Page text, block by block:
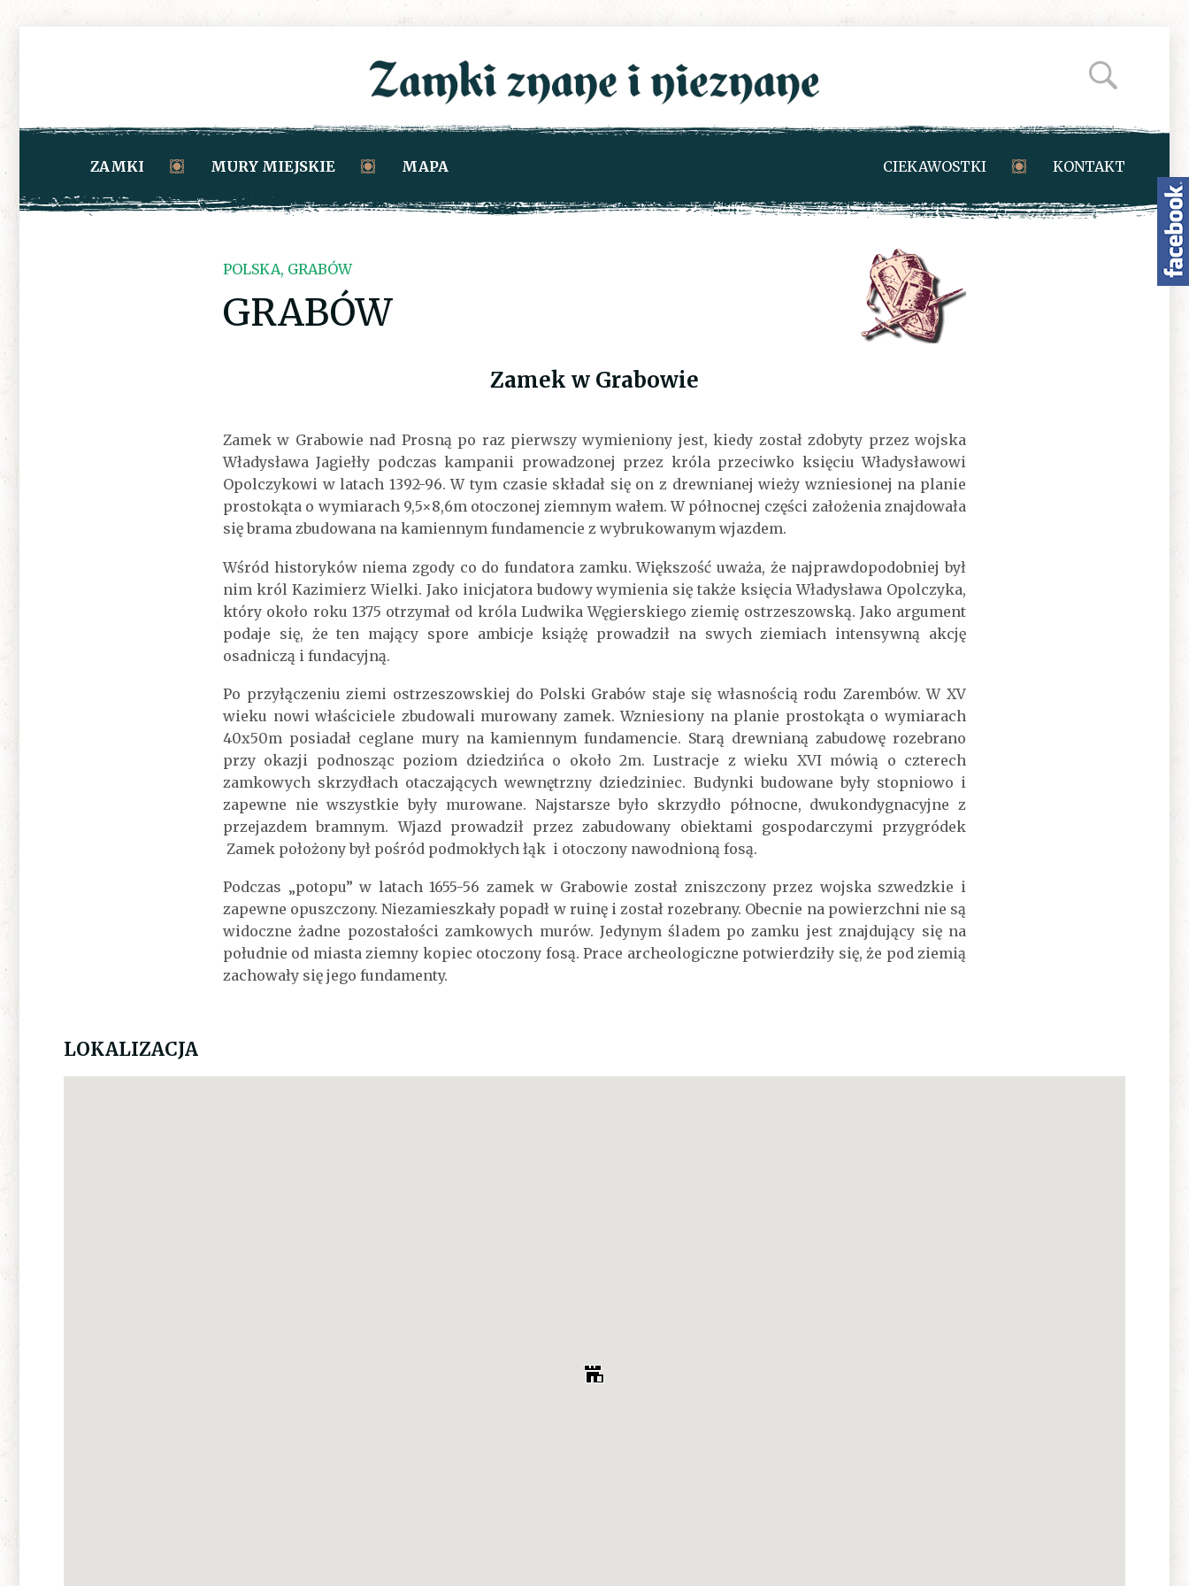
ZAMKI MURY MIEJSKIE MAPA CIEKAWOSTKI KONTAKT
POLSKA, GRABÓW
GRABÓW
Zamek w Grabowie
Zamek w Grabowie nad Prosną po raz pierwszy wymieniony jest, kiedy został zdobyty przez wojska
Władysława Jagiełły podczas kampanii prowadzonej przez króla przeciwko księciu Władysławowi
Opolczykowi w latach 1392-96. W tym czasie składał się on z drewnianej wieży wzniesionej na planie
prostokąta o wymiarach 9,5×8,6m otoczonej ziemnym wałem. W północnej części założenia znajdowała
się brama zbudowana na kamiennym fundamencie z wybrukowanym wjazdem.
Wśród historyków niema zgody co do fundatora zamku. Większość uważa, że najprawdopodobniej był
nim król Kazimierz Wielki. Jako inicjatora budowy wymienia się także księcia Władysława Opolczyka,
który około roku 1375 otrzymał od króla Ludwika Węgierskiego ziemię ostrzeszowską. Jako argument
podaje się, że ten mający spore ambicje książę prowadził na swych ziemiach intensywną akcję
osadniczą i fundacyjną.
Po przyłączeniu ziemi ostrzeszowskiej do Polski Grabów staje się własnością rodu Zarembów. W XV
wieku nowi właściciele zbudowali murowany zamek. Wzniesiony na planie prostokąta o wymiarach
40x50m posiadał ceglane mury na kamiennym fundamencie. Starą drewnianą zabudowę rozebrano
przy okazji podnosząc poziom dziedzińca o około 2m. Lustracje z wieku XVI mówią o czterech
zamkowych skrzydłach otaczających wewnętrzny dziedziniec. Budynki budowane były stopniowo i
zapewne nie wszystkie były murowane. Najstarsze było skrzydło północne, dwukondygnacyjne z
przejazdem bramnym. Wjazd prowadził przez zabudowany obiektami gospodarczymi przygródek
Zamek położony był pośród podmokłych łąk i otoczony nawodnioną fosą.
Podczas „potopu” w latach 1655-56 zamek w Grabowie został zniszczony przez wojska szwedzkie i
zapewne opuszczony. Niezamieszkały popadł w ruinę i został rozebrany. Obecnie na powierzchni nie są
widoczne żadne pozostałości zamkowych murów. Jedynym śladem po zamku jest znajdujący się na
południe od miasta ziemny kopiec otoczony fosą. Prace archeologiczne potwierdziły się, że pod ziemią
zachowały się jego fundamenty.
LOKALIZACJA